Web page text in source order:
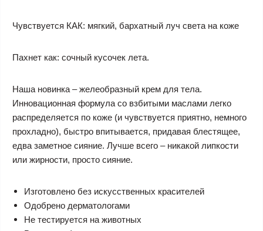
Чувствуется КАК: мягкий, бархатный луч света на коже
Пахнет как: сочный кусочек лета.
Наша новинка – желеобразный крем для тела.
Инновационная формула со взбитыми маслами легко
распределяется по коже (и чувствуется приятно, немного
прохладно), быстро впитывается, придавая блестящее,
едва заметное сияние. Лучше всего – никакой липкости
или жирности, просто сияние.
Изготовлено без искусственных красителей
Одобрено дерматологами
Не тестируется на животных